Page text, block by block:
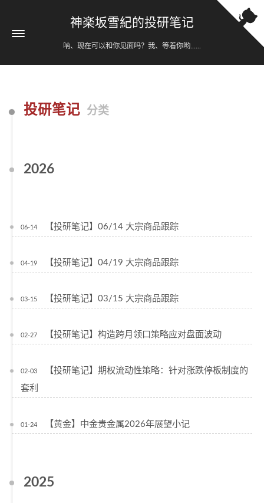
神楽坂雪紀的投研笔记
呐、现在可以和你见面吗？我、等着你哟......
投研笔记 分类
2026
06-14 【投研笔记】06/14 大宗商品跟踪
04-19 【投研笔记】04/19 大宗商品跟踪
03-15 【投研笔记】03/15 大宗商品跟踪
02-27 【投研笔记】构造跨月领口策略应对盘面波动
02-03
【投研笔记】期权流动性策略：针对涨跌停板制度的
套利
01-24 【黄金】中金贵金属2026年展望小记
2025